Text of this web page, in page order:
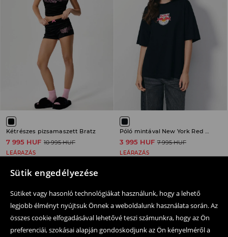
Sütik engedélyezése
Sütiket vagy hasonló technológiákat használunk, hogy a lehető
legjobb élményt nyújtsuk Önnek a weboldalunk használata során. Az
összes cookie elfogadásával lehetővé teszi számunkra, hogy az Ön
preferenciái, szokásai alapján gondoskodjunk az Ön kényelméről a
Kétrészes pizsamaszett Bratz
7 995 HUF 10 995 HUF
LEÁRAZÁS
Póló mintával New York Red Bulls
3 995 HUF 7 995 HUF
LEÁRAZÁS
-35%